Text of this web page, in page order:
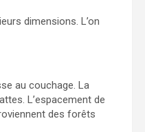
dimensions. L’on
au couchage. La
L’espacement de
des forêts